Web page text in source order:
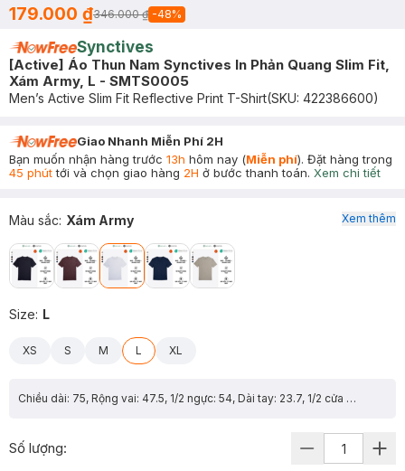
179.000 ₫346.000 ₫ -48%
Synctives
[Active] Áo Thun Nam Synctives In Phản Quang Slim Fit,
Xám Army, L - SMTS0005
Men’s Active Slim Fit Reflective Print T-Shirt(SKU: 422386600)
Giao Nhanh Miễn Phí 2H
Bạn muốn nhận hàng trước 13h hôm nay (Miễn phí). Đặt hàng trong
45 phúttới và chọn giao hàng 2H ở bước thanh toán. Xem chi tiết
Màu sắc: Xám Army
Size: L
XS S M L XL
Chiều dài: 75, Rộng vai: 47.5, 1/2 ngực: 54, Dài tay: 23.7, 1/2 cửa tay: 17
Xem thêm
Số lượng: